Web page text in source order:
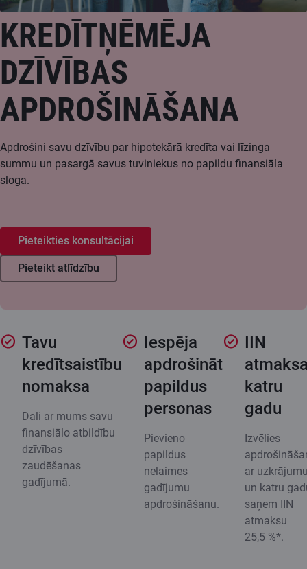
KREDĪTŅĒMĒJA
DZĪVĪBAS
APDROŠINĀŠANA
Apdrošini savu dzīvību par hipotekārā kredīta vai līzinga
summu un pasargā savus tuviniekus no papildu finansiāla
sloga.
Pieteikties konsultācijai
Pieteikt atlīdzību
Tavu
kredītsaistību
nomaksa
Dali ar mums savu
finansiālo atbildību
dzīvības
zaudēšanas
gadījumā.
Iespēja
apdrošināt
papildus
personas
Pievieno
papildus
nelaimes
gadījumu
apdrošināšanu.
IIN
katru
gadu
Izvēlies
ar
un katru
saņem IIN
atmaksu
25,5 %*.